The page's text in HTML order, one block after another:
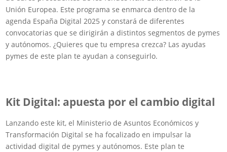
Unión Europea. Este programa se enmarca dentro de la
agenda España Digital 2025 y constará de diferentes
convocatorias que se dirigirán a distintos segmentos de pymes
y autónomos. ¿Quieres que tu empresa crezca? Las ayudas
pymes de este plan te ayudan a conseguirlo.
Kit Digital: apuesta por el cambio digital
Lanzando este kit, el Ministerio de Asuntos Económicos y
Transformación Digital se ha focalizado en impulsar la
actividad digital de pymes y autónomos. Este plan te